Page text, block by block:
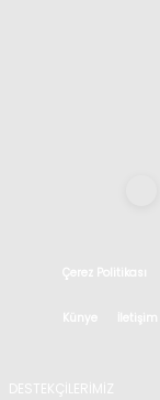
Çerez Politikası
Künye İletişim
DESTEKÇİLERİMİZ